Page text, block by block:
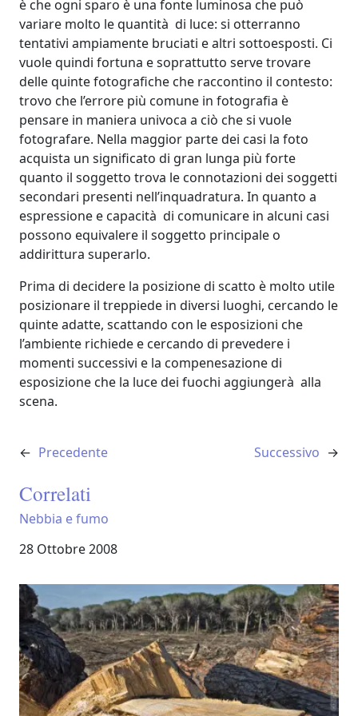
è che ogni sparo è una fonte luminosa che può
variare molto le quantità di luce: si otterranno
tentativi ampiamente bruciati e altri sottoesposti. Ci
vuole quindi fortuna e soprattutto serve trovare
delle quinte fotografiche che raccontino il contesto:
trovo che l’errore più comune in fotografia è
pensare in maniera univoca a ciò che si vuole
fotografare. Nella maggior parte dei casi la foto
acquista un significato di gran lunga più forte
quanto il soggetto trova le connotazioni dei soggetti
secondari presenti nell’inquadratura. In quanto a
espressione e capacità di comunicare in alcuni casi
possono equivalere il soggetto principale o
addirittura superarlo.
Prima di decidere la posizione di scatto è molto utile
posizionare il treppiede in diversi luoghi, cercando le
quinte adatte, scattando con le esposizioni che
l’ambiente richiede e cercando di prevedere i
momenti successivi e la compenesazione di
esposizione che la luce dei fuochi aggiungerà alla
scena.
← Precedente Successivo →
Correlati
Nebbia e fumo
Data
28 Ottobre 2008